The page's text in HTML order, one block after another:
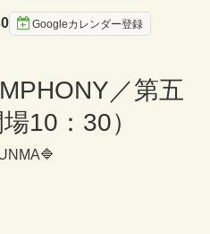
Googleカレンダー登録
／第五
10：30）